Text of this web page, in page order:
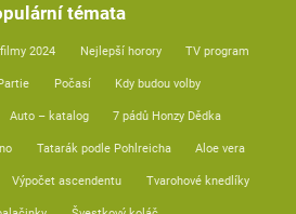
témata
2024 Nejlepší horory TV program
Počasí Kdy budou volby
Auto – katalog 7 pádů Honzy Dědka
Tatarák podle Pohlreicha Aloe vera
Výpočet ascendentu Tvarohové knedlíky